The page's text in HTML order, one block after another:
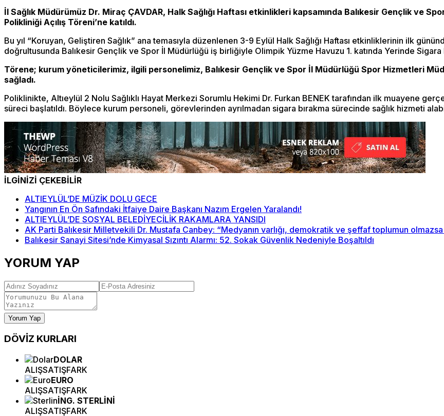
İl Sağlık Müdürümüz Dr. Miraç ÇAVDAR, Halk Sağlığı Haftası etkinlikleri kapsamında Balıkesir Gençlik ve
Polikliniği Açılış Töreni’ne katıldı.
Bu yıl “Koruyan, Geliştiren Sağlık” ana temasıyla düzenlenen 3-9 Eylül Halk Sağlığı Haftası etkinliklerinin ilk
doğrultusunda Balıkesir Gençlik ve Spor İl Müdürlüğü iş birliğiyle Olimpik Yüzme Havuzu 1. katında Yerinde
Törene; kurum yöneticilerimiz, ilgili personelimiz, Balıkesir Gençlik ve Spor İl Müdürlüğü Spor Hizmetleri
sağladı.
Poliklinikte, Altıeylül 2 Nolu Sağlıklı Hayat Merkezi Sorumlu Hekimi Dr. Furkan BENEK tarafından ilk muayene
süreci başlatıldı. Böylece kurum personeli, görevlerinden ayrılmadan sigara bırakma sürecinde sağlık hizmeti
İLGİNİZİ ÇEKEBİLİR
ALTIEYLÜL’DE MÜZİK DOLU GECE
Yangının En Ön Safındaki İtfaiye Daire Başkanı Nazım Ergelen Yaralandı!
ALTIEYLÜL’DE SOSYAL BELEDİYECİLİK RAKAMLARA YANSIDI
AK Parti Balıkesir Milletvekili Dr. Mustafa Canbey: “Medyanın varlığı, demokratik ve şeffaf toplumun
Balıkesir Sanayi Sitesi’nde Kimyasal Sızıntı Alarmı: 52. Sokak Güvenlik Nedeniyle Boşaltıldı
YORUM YAP
Yorum Yap
DÖVİZ KURLARI
DOLAR
ALIŞSATIŞFARK
EURO
ALIŞSATIŞFARK
İNG. STERLİNİ
ALIŞSATIŞFARK